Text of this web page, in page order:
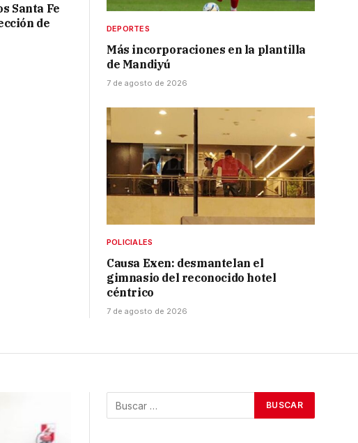
Santa Fe
de
DEPORTES
Más incorporaciones en la plantilla
de Mandiyú
7 de agosto de 2026
POLICIALES
Causa Exen: desmantelan el
gimnasio del reconocido hotel
céntrico
7 de agosto de 2026